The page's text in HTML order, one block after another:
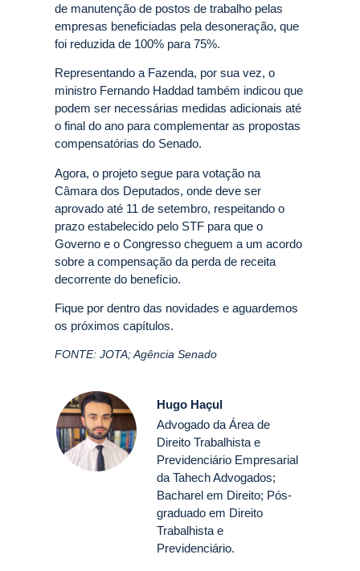
de manutenção de postos de trabalho pelas
empresas beneficiadas pela desoneração, que
foi reduzida de 100% para 75%.
Representando a Fazenda, por sua vez, o
ministro Fernando Haddad também indicou que
podem ser necessárias medidas adicionais até
o final do ano para complementar as propostas
compensatórias do Senado.
Agora, o projeto segue para votação na
Câmara dos Deputados, onde deve ser
aprovado até 11 de setembro, respeitando o
prazo estabelecido pelo STF para que o
Governo e o Congresso cheguem a um acordo
sobre a compensação da perda de receita
decorrente do benefício.
Fique por dentro das novidades e aguardemos
os próximos capítulos.
FONTE: JOTA; Agência Senado
Hugo Haçul
Advogado da Área de
Direito Trabalhista e
Previdenciário Empresarial
da Tahech Advogados;
Bacharel em Direito; Pós-
graduado em Direito
Trabalhista e
Previdenciário.